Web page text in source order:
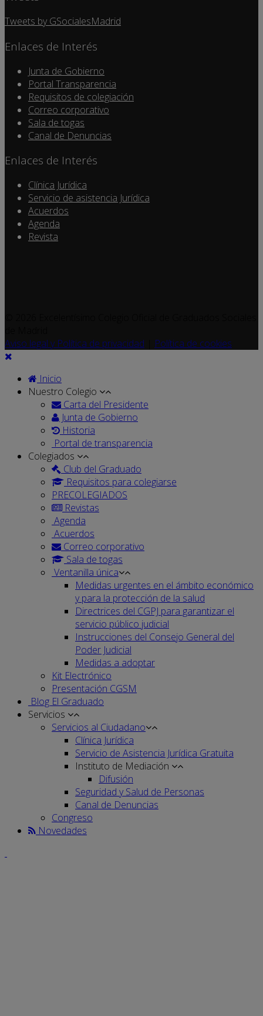
Tweets by GSocialesMadrid
Enlaces de Interés
Junta de Gobierno
Portal Transparencia
Requisitos de colegiación
Correo corporativo
Sala de togas
Canal de Denuncias
Enlaces de Interés
Clínica Jurídica
Servicio de asistencia Jurídica
Acuerdos
Agenda
Revista
Aviso legal y Política de privacidad
Política de cookies
Inicio
Nuestro Colegio
Carta del Presidente
Junta de Gobierno
Historia
Portal de transparencia
Colegiados
Club del Graduado
Requisitos para colegiarse
PRECOLEGIADOS
Revistas
Agenda
Acuerdos
Correo corporativo
Sala de togas
Ventanilla única
Medidas urgentes en el ámbito económico
y para la protección de la salud
Directrices del CGPJ para garantizar el
servicio público judicial
Instrucciones del Consejo General del
Poder Judicial
Medidas a adoptar
Kit Electrónico
Presentación CGSM
Blog El Graduado
Servicios
Servicios al Ciudadano
Clínica Jurídica
Servicio de Asistencia Jurídica Gratuita
Instituto de Mediación
Difusión
Seguridad y Salud de Personas
Canal de Denuncias
Congreso
Novedades